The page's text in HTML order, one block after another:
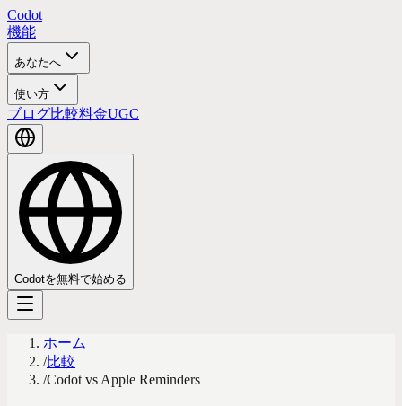
Codot
機能
あなたへ
使い方
ブログ比較料金UGC
Codotを無料で始める
ホーム
/比較
/Codot vs Apple Reminders